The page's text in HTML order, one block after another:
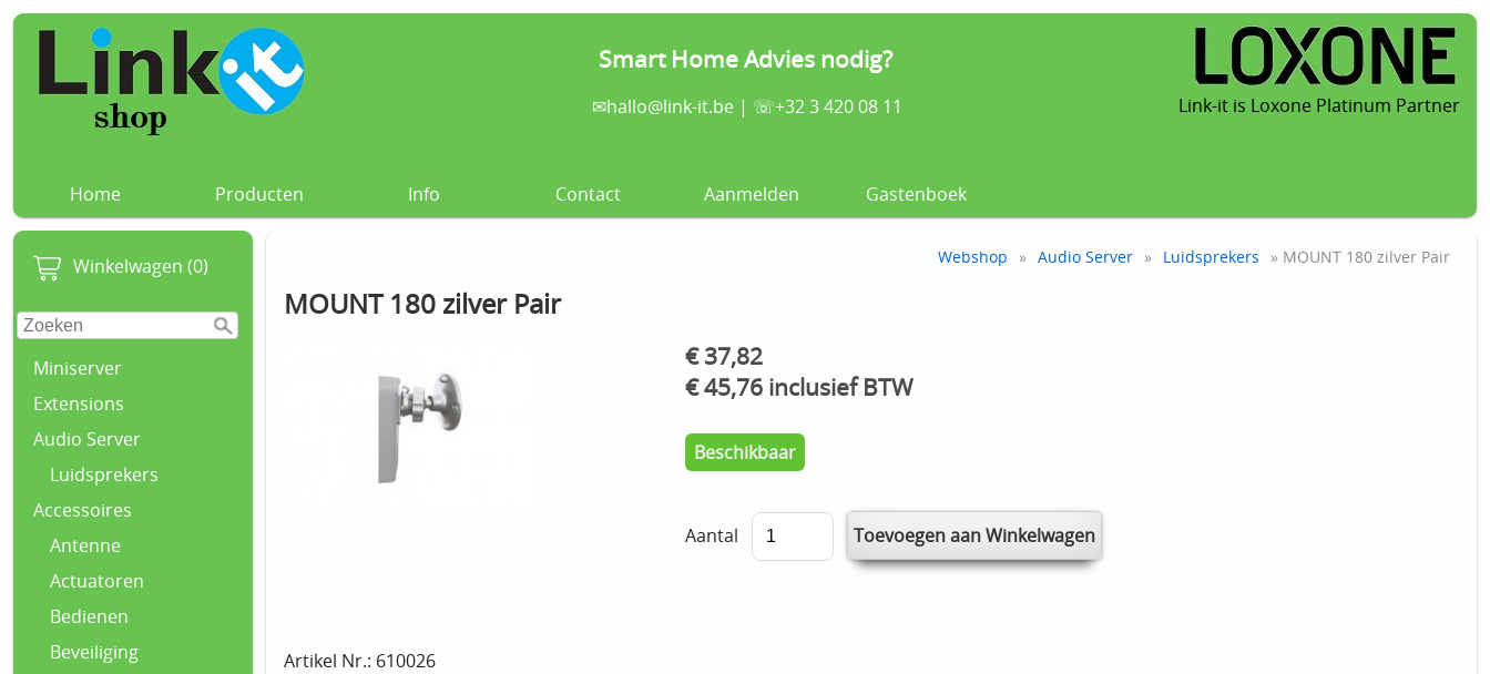
Smart Home Advies nodig?
✉hallo@link-it.be | ☏+32 3 420 08 11 Link-it is Loxone Platinum Partner
Home Producten Info Contact Aanmelden Gastenboek
Winkelwagen (0)
Miniserver
Extensions
Audio Server
Luidsprekers
Accessoires
Antenne
Actuatoren
Bedienen
Beveiliging
Webshop » Audio Server » Luidsprekers » MOUNT 180 zilver Pair
MOUNT 180 zilver Pair
€ 37,82
€ 45,76 inclusief BTW
Beschikbaar
Aantal
Artikel Nr.: 610026